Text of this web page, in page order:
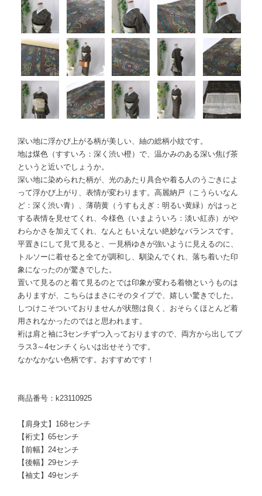
深い地に浮かび上がる柄が美しい、紬の総柄小紋です。
地は煤色（すすいろ：深く渋い橙）で、温かみのある深い焦げ茶
というと近いでしょうか。
深い地に染められた柄が、光のあたり具合や着る人のうごきによ
って浮かび上がり、表情が変わります。高麗納戸（こうらいなん
ど：深く渋い青）、薄萌黄（うすもえぎ：明るい黄緑）がはっと
する表情を見せてくれ、今様色（いまよういろ：淡い紅赤）がや
わらかさを加えてくれ、なんともいえない絶妙なバランスです。
平置きにして見て見ると、一見柄ゆきが強いように見えるのに、
トルソーに着せると全てが調和し、馴染んでくれ、落ち着いた印
象になったのが驚きでした。
置いて見るのと着て見るのとでは印象が変わる着物というものは
ありますが、こちらはまさにそのタイプで、嬉しい驚きでした。
しつけこそついておりませんが状態は良く、おそらくほとんど着
用されなかったのではと思われます。
裄は肩と袖に3センチずつ入っておりますので、両方から出してプ
ラス3～4センチくらいは出せそうです。
なかなかない色柄です。おすすめです！
商品番号：k23110925
【肩身丈】168センチ
【裄丈】65センチ
【前幅】24センチ
【後幅】29センチ
【袖丈】49センチ